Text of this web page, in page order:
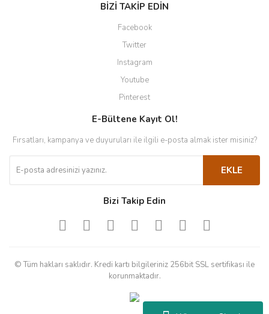
BİZİ TAKİP EDİN
Facebook
Twitter
Instagram
Youtube
Pinterest
E-Bültene Kayıt Ol!
Fırsatları, kampanya ve duyuruları ile ilgili e-posta almak ister misiniz?
EKLE
Bizi Takip Edin
© Tüm hakları saklıdır. Kredi kartı bilgileriniz 256bit SSL sertifikası ile
korunmaktadır.